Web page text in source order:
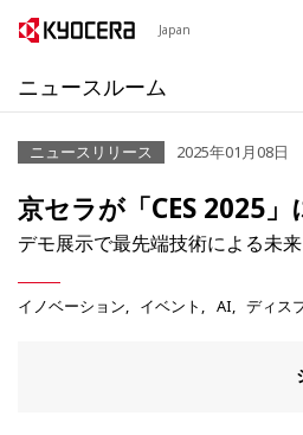
Japan
ニュースルーム
ニュースリリース 2025年01月08日
京セラが「CES 2025」
デモ展示で最先端技術による未
イノベーション イベント AI ディス